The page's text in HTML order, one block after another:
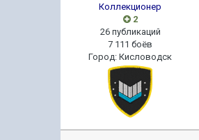
Коллекционер
2
26 публикаций
7 111 боёв
Город:Кисловодск